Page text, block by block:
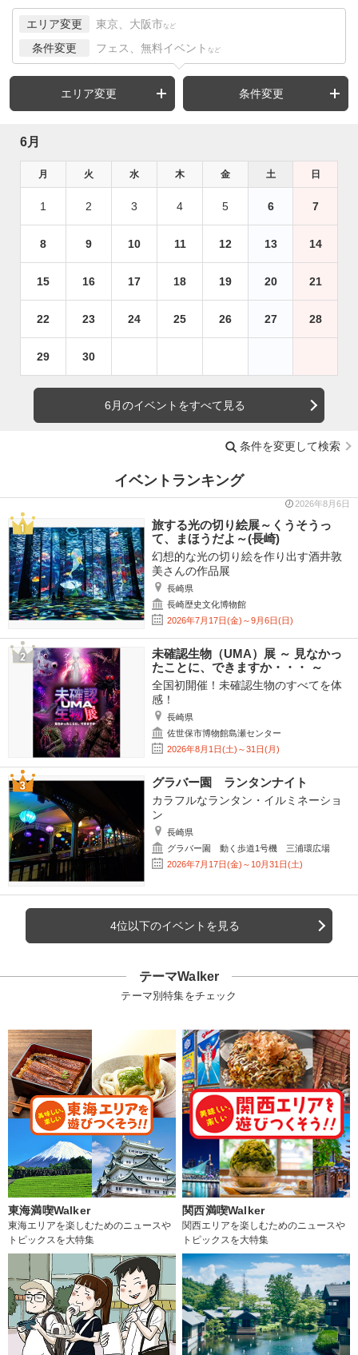
エリア変更 東京、大阪市 など
条件変更 フェス、無料イベント など
エリア変更 条件変更
6月
月 火 水 木 金 土 日
1 2 3 4 5 6 7
8 9 10 11 12 13 14
15 16 17 18 19 20 21
22 23 24 25 26 27 28
29 30
6月のイベントをすべて見る
条件を変更して検索
イベントランキング
2026年8月6日
旅する光の切り絵展～くうそうっ
て、まほうだよ～(長崎)
幻想的な光の切り絵を作り出す酒井敦
美さんの作品展
長崎県
長崎歴史文化博物館
2026年7月17日(金)～9月6日(日)
未確認生物（UMA）展 ～ 見なかっ
たことに、できますか・・・ ～
全国初開催！未確認生物のすべてを体
感！
長崎県
佐世保市博物館島瀬センター
2026年8月1日(土)～31日(月)
グラバー園 ランタンナイト
カラフルなランタン・イルミネーショ
ン
長崎県
グラバー園 動く歩道1号機 三浦環広場
2026年7月17日(金)～10月31日(土)
4位以下のイベントを見る
テーマWalker
テーマ別特集をチェック
東海満喫Walker
東海エリアを楽しむためのニュースや
トピックスを大特集
関西満喫Walker
関西エリアを楽しむためのニュースや
トピックスを大特集